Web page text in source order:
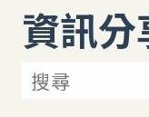
資訊分